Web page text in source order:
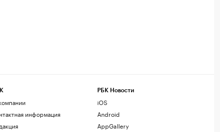
информация
РБК Новости
iOS
Android
AppGallery